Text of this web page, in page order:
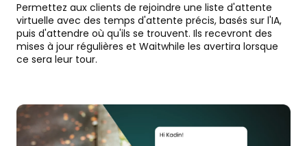
Permettez aux clients de rejoindre une liste d'attente
virtuelle avec des temps d'attente précis, basés sur l'IA,
puis d'attendre où qu'ils se trouvent. Ils recevront des
mises à jour régulières et Waitwhile les avertira lorsque
ce sera leur tour.